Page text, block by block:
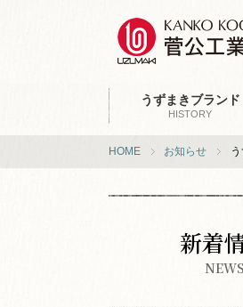
うずまきブランド
HISTORY
HOME お知らせ
新着
NEWS